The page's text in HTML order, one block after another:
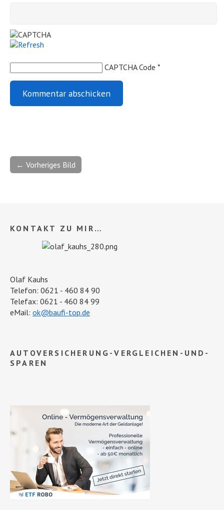
CAPTCHA Code *
← Vorheriges Bild
KONTAKT ZU MIR…
Olaf Kauhs
Telefon: 0621 - 460 84 90
Telefax: 0621 - 460 84 99
eMail: ok@baufi-top.de
AUTOVERSICHERUNG-VERGLEICHEN-UND-
SPAREN